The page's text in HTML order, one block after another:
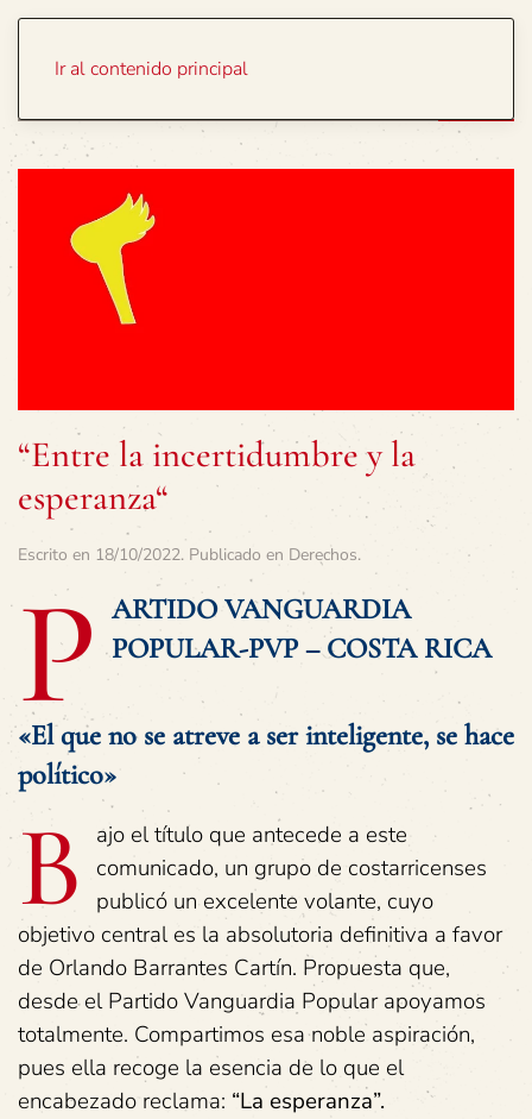
Ir al contenido principal
“Entre la incertidumbre y la
esperanza“
Escrito en 18/10/2022. Publicado en Derechos.
P ARTIDO VANGUARDIA
POPULAR-PVP – COSTA RICA
«El que no se atreve a ser inteligente, se hace
político»
B
ajo el título que antecede a este
comunicado, un grupo de costarricenses
publicó un excelente volante, cuyo
objetivo central es la absolutoria definitiva a favor
de Orlando Barrantes Cartín. Propuesta que,
desde el Partido Vanguardia Popular apoyamos
totalmente. Compartimos esa noble aspiración,
pues ella recoge la esencia de lo que el
encabezado reclama: “La esperanza”.